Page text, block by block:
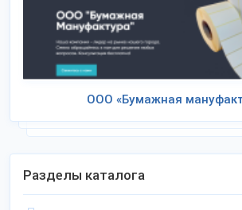
ООО «Бумажная
Разделы каталога